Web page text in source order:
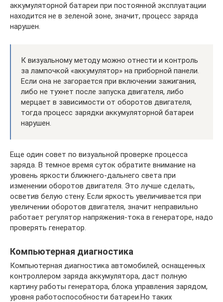
аккумуляторной батареи при постоянной эксплуатации
находится не в зеленой зоне, значит, процесс заряда
нарушен.
К визуальному методу можно отнести и контроль
за лампочкой «аккумулятор» на приборной панели.
Если она не загорается при включении зажигания,
либо не тухнет после запуска двигателя, либо
мерцает в зависимости от оборотов двигателя,
тогда процесс зарядки аккумуляторной батареи
нарушен.
Еще один совет по визуальной проверке процесса
заряда. В темное время суток обратите внимание на
уровень яркости ближнего-дальнего света при
изменении оборотов двигателя. Это лучше сделать,
осветив белую стену. Если яркость увеличивается при
увеличении оборотов двигателя, значит неправильно
работает регулятор напряжения-тока в генераторе, надо
проверять генератор.
Компьютерная диагностика
Компьютерная диагностика автомобилей, оснащенных
контроллером заряда аккумулятора, даст полную
картину работы генератора, блока управления зарядом,
уровня работоспособности батареи.Но таких